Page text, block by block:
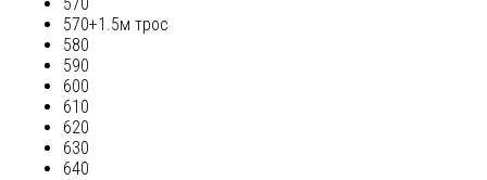
570
570+1.5м трос
580
590
600
610
620
630
640